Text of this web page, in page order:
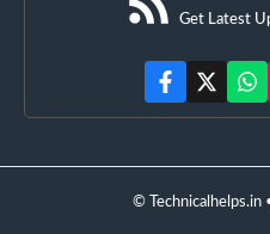
Get Latest
© Technicalhelps.in